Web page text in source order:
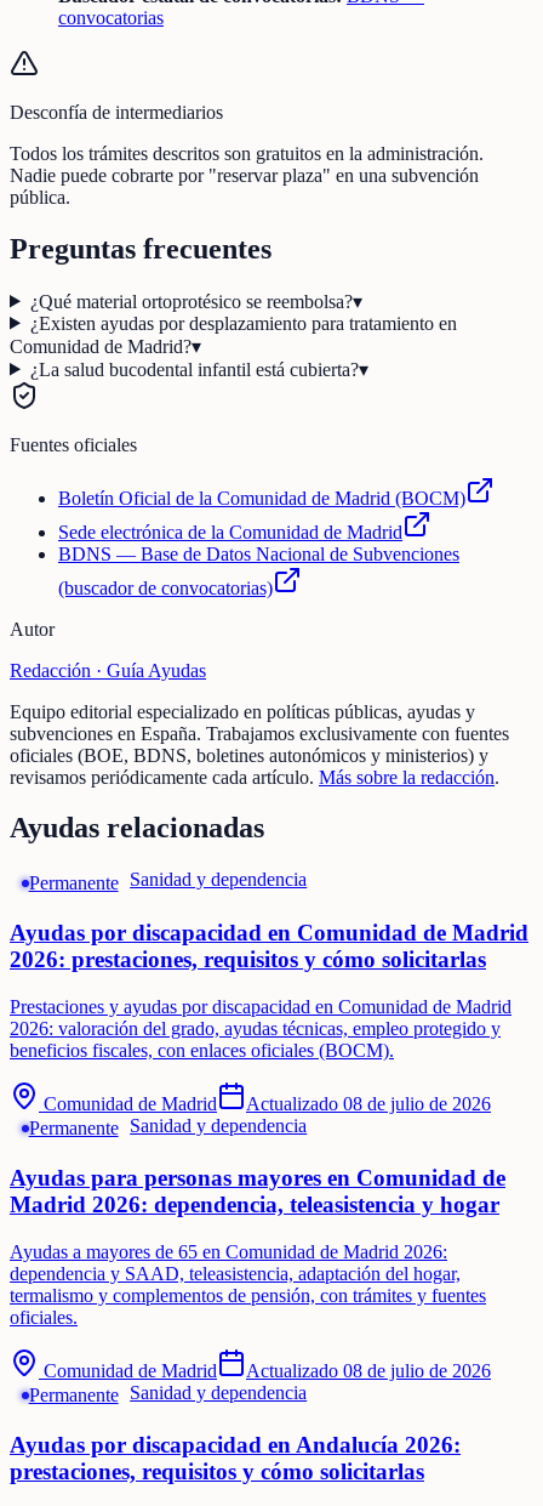
convocatorias
Desconfía de intermediarios
Todos los trámites descritos son gratuitos en la administración.
Nadie puede cobrarte por "reservar plaza" en una subvención
pública.
Preguntas frecuentes
¿Qué material ortoprotésico se reembolsa?▾
¿Existen ayudas por desplazamiento para tratamiento en
Comunidad de Madrid?▾
¿La salud bucodental infantil está cubierta?▾
Fuentes oficiales
Boletín Oficial de la Comunidad de Madrid (BOCM)
Sede electrónica de la Comunidad de Madrid
BDNS — Base de Datos Nacional de Subvenciones
(buscador de convocatorias)
Autor
Redacción · Guía Ayudas
Equipo editorial especializado en políticas públicas, ayudas y
subvenciones en España. Trabajamos exclusivamente con fuentes
oficiales (BOE, BDNS, boletines autonómicos y ministerios) y
revisamos periódicamente cada artículo. Más sobre la redacción.
Ayudas relacionadas
Permanente Sanidad y dependencia
Ayudas por discapacidad en Comunidad de Madrid
2026: prestaciones, requisitos y cómo solicitarlas
Prestaciones y ayudas por discapacidad en Comunidad de Madrid
2026: valoración del grado, ayudas técnicas, empleo protegido y
beneficios fiscales, con enlaces oficiales (BOCM).
Comunidad de Madrid Actualizado 08 de julio de 2026
Permanente
Sanidad y dependencia
Ayudas para personas mayores en Comunidad de
Madrid 2026: dependencia, teleasistencia y hogar
Ayudas a mayores de 65 en Comunidad de Madrid 2026:
dependencia y SAAD, teleasistencia, adaptación del hogar,
termalismo y complementos de pensión, con trámites y fuentes
oficiales.
Comunidad de Madrid Actualizado 08 de julio de 2026
Permanente
Sanidad y dependencia
Ayudas por discapacidad en Andalucía 2026:
prestaciones, requisitos y cómo solicitarlas